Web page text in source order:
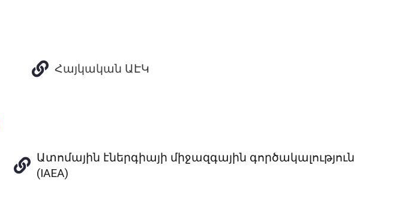
Հայկական ԱԷԿ
Ատոմային էներգիայի միջազգային գործակալություն
(IAEA)